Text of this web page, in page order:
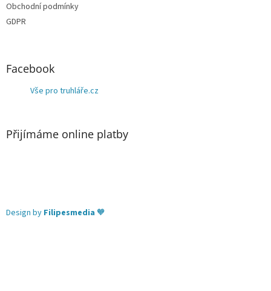
Obchodní podmínky
GDPR
Facebook
Vše pro truhláře.cz
Přijímáme online platby
Design by Filipesmedia 🧡